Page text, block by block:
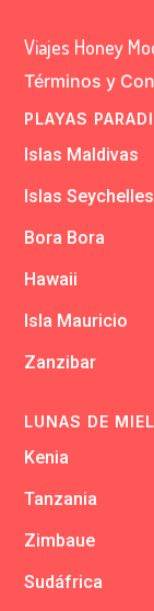
Viajes Honey
Términos y
PLAYAS
Islas Maldivas
Islas Seychelles
Bora Bora
Hawaii
Isla Mauricio
Zanzibar
LUNAS DE
Kenia
Tanzania
Zimbaue
Sudáfrica